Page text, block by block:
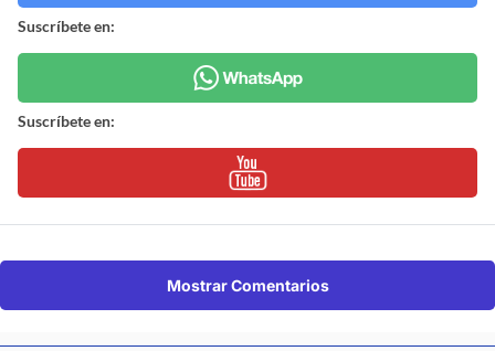
Suscríbete en:
Suscríbete en:
Mostrar Comentarios